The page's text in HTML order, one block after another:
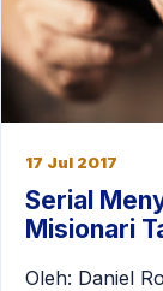
17 Jul 2017
Serial
Misionari
Oleh: Daniel